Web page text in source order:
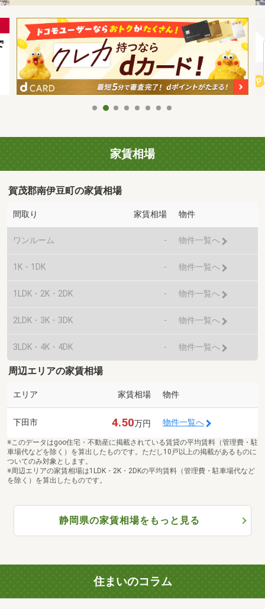
家賃相場
賀茂郡南伊豆町の家賃相場
間取り 家賃相場 物件
ワンルーム - 物件一覧へ
1K・1DK - 物件一覧へ
1LDK・2K・2DK - 物件一覧へ
2LDK・3K・3DK - 物件一覧へ
3LDK・4K・4DK - 物件一覧へ
周辺エリアの家賃相場
エリア 家賃相場 物件
下田市 4.50万円 物件一覧へ
※このデータはgoo住宅・不動産に掲載されている賃貸の平均賃料（管理費・駐
車場代などを除く）を算出したものです。ただし10戸以上の掲載があるものに
ついてのみ対象とします。
※周辺エリアの家賃相場は1LDK・2K・2DKの平均賃料（管理費・駐車場代など
を除く）を算出したものです。
静岡県の家賃相場をもっと見る
住まいのコラム